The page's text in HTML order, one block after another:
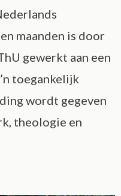
maanden is door
gewerkt aan een
toegankelijk
wordt gegeven
theologie en